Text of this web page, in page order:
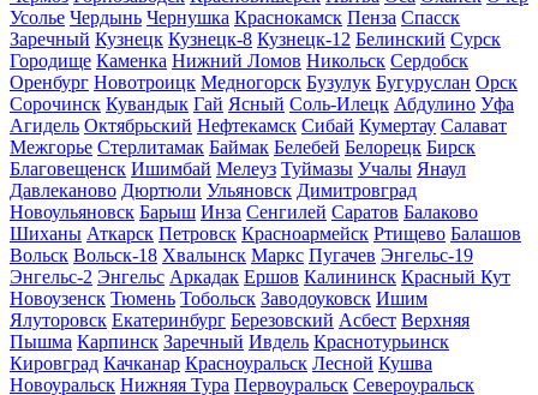
Усолье Чердынь Чернушка Краснокамск Пенза Спасск
Заречный Кузнецк Кузнецк-8 Кузнецк-12 Белинский Сурск
Городище Каменка Нижний Ломов Никольск Сердобск
Оренбург Новотроицк Медногорск Бузулук Бугуруслан Орск
Сорочинск Кувандык Гай Ясный Соль-Илецк Абдулино Уфа
Агидель Октябрьский Нефтекамск Сибай Кумертау Салават
Межгорье Стерлитамак Баймак Белебей Белорецк Бирск
Благовещенск Ишимбай Мелеуз Туймазы Учалы Янаул
Давлеканово Дюртюли Ульяновск Димитровград
Новоульяновск Барыш Инза Сенгилей Саратов Балаково
Шиханы Аткарск Петровск Красноармейск Ртищево Балашов
Вольск Вольск-18 Хвалынск Маркс Пугачев Энгельс-19
Энгельс-2 Энгельс Аркадак Ершов Калининск Красный Кут
Новоузенск Тюмень Тобольск Заводоуковск Ишим
Ялуторовск Екатеринбург Березовский Асбест Верхняя
Пышма Карпинск Заречный Ивдель Краснотурьинск
Кировград Качканар Красноуральск Лесной Кушва
Новоуральск Нижняя Тура Первоуральск Североуральск